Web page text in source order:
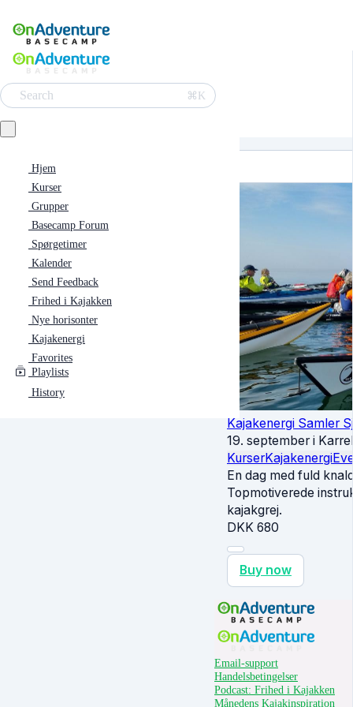
Search ⌘K
Hjem
Kurser
Grupper
Basecamp Forum
Spørgetimer
Kalender
Send Feedback
Frihed i Kajakken
Nye horisonter
Kajakenergi
Favorites
Playlists
History
Kajakenergi Samler
19. september i
KurserKajakenergi
En dag med fuld
Topmotiverede
kajakgrej.
DKK 680
Buy now
Email-support
Handelsbetingelser
Podcast: Frihed i Kajakken
Månedens Kajakinspiration